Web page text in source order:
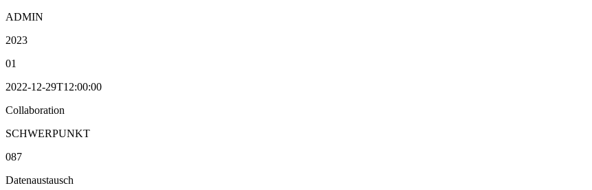
ADMIN
2023
01
2022-12-29T12:00:00
Collaboration
SCHWERPUNKT
087
Datenaustausch